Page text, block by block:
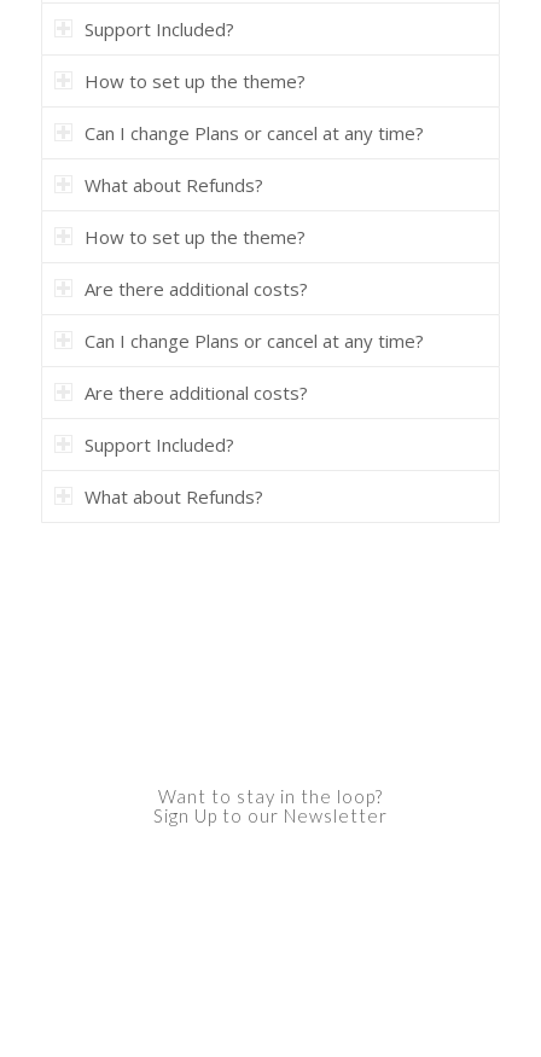
Support Included?
How to set up the theme?
Can I change Plans or cancel at any time?
What about Refunds?
How to set up the theme?
Are there additional costs?
Can I change Plans or cancel at any time?
Are there additional costs?
Support Included?
What about Refunds?
Want to stay in the loop?
Sign Up to our Newsletter